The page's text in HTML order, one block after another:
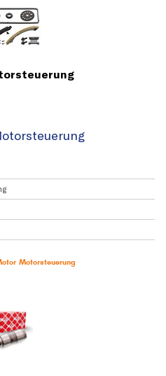
Motorsteuerung